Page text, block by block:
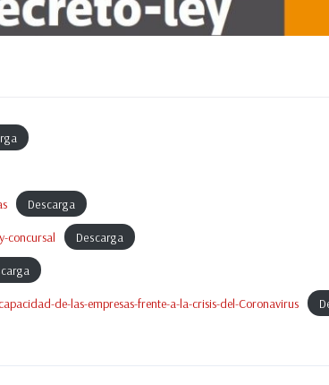
Descarga
concursal Descarga
de-las-empresas-frente-a-la-crisis-del-Coronavirus